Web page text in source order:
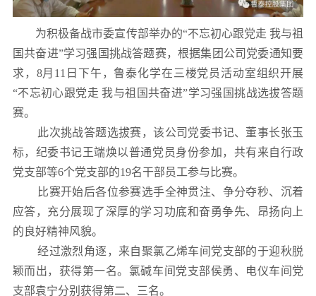
为积极备战市委宣传部举办的“不忘初心跟党走 我与祖
国共奋进”学习强国挑战答题赛，根据集团公司党委通知要
求，8月11日下午，鲁泰化学在三楼党员活动室组织开展
“不忘初心跟党走 我与祖国共奋进”学习强国挑战选拔答题
赛。
此次挑战答题选拔赛，该公司党委书记、董事长张玉
标，纪委书记王端焕以普通党员身份参加，共有来自行政
党支部等6个党支部的19名干部员工参与比赛。
比赛开始后各位参赛选手全神贯注、争分夺秒、沉着
应答，充分展现了深厚的学习功底和奋勇争先、昂扬向上
的良好精神风貌。
经过激烈角逐，来自聚氯乙烯车间党支部的于迎秋脱
颖而出，获得第一名。氯碱车间党支部侯勇、电仪车间党
支部袁宁分别获得第二、三名。